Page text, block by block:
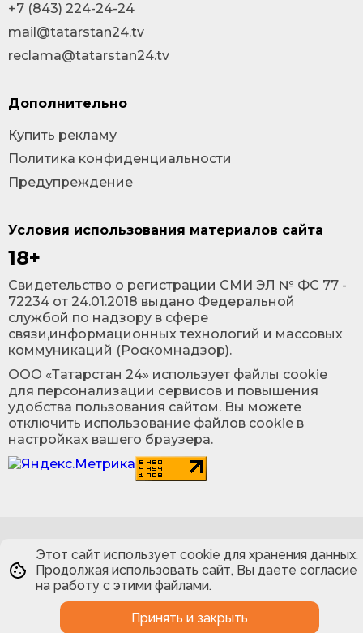
Условия использования материалов сайта
18+
Cвидетельство о регистрации СМИ ЭЛ № ФС 77 -
72234 от 24.01.2018 выдано Федеральной
службой по надзору в сфере
связи,информационных технологий и массовых
коммуникаций (Роскомнадзор).
ООО «Татарстан 24» использует файлы cookie
для персонализации сервисов и повышения
удобства пользования сайтом. Вы можете
отключить использование файлов cookie в
настройках вашего браузера.
+7 (843) 224-24-24
mail@tatarstan24.tv
reclama@tatarstan24.tv
Дополнительно
Купить рекламу
Политика конфиденциальности
Предупреждение
Этот сайт использует cookie для хранения данных.
Продолжая использовать сайт, Вы даете согласие
на работу с этими файлами.
Принять и закрыть